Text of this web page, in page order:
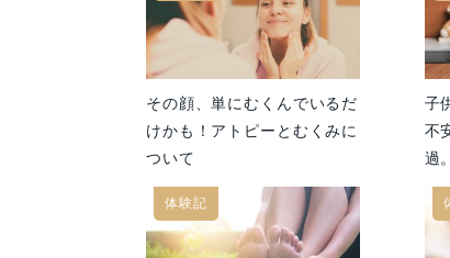
その顔、単にむくんでいるだ
けかも！アトピーとむくみに
ついて
子
不
過。
体験記